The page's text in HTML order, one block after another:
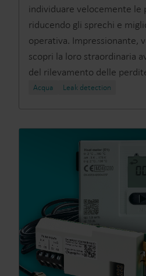
individuare velocemente le
riducendo gli sprechi e
operativa. Impressionante,
scopri la loro straordinaria
del rilevamento delle
Acqua Leak detection